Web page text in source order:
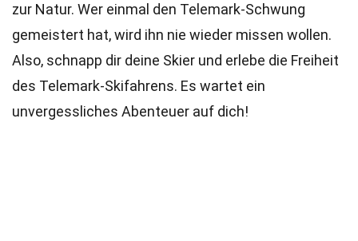
zur Natur. Wer einmal den Telemark-Schwung
gemeistert hat, wird ihn nie wieder missen wollen.
Also, schnapp dir deine Skier und erlebe die Freiheit
des Telemark-Skifahrens. Es wartet ein
unvergessliches Abenteuer auf dich!